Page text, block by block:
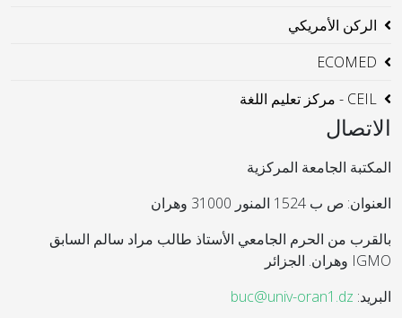
الركن الأمريكي
ECOMED
CEIL - مركز تعليم اللغة
الاتصال
المكتبة الجامعة المركزية
العنوان: ص ب 1524 المنور 31000 وهران
بالقرب من الحرم الجامعي الأستاذ طالب مراد سالم السابق
IGMO وهران. الجزائر
البريد: buc@univ-oran1.dz